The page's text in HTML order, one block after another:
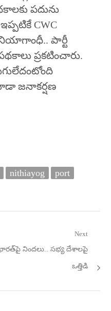
పదును
CWC
పార్టీ
ప్రకటించారు.
జనాకర్షణ
nithiayog
port
Next
నిందలు.. సభ్య దేశాలపై
ఒత్తిడి